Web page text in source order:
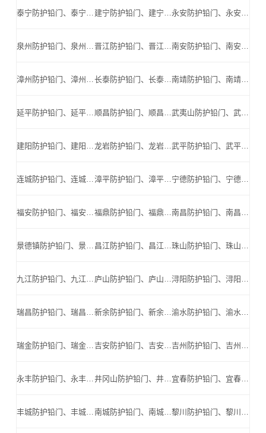
泰宁防护铅门、泰宁防辐射铅门、泰宁医用铅门、泰宁手术室铅门、泰宁工业探伤铅门_泰宁手术室铅门公司 建宁防护铅门、建宁防辐射铅门、建宁医用铅门、建宁手术室铅门、建宁工业探伤铅门_建宁手术室铅门公司 永安防护铅门、永安防辐射铅门、永安医用铅门、永安手术室铅门、永安工业探伤铅门_永安手术室铅门公司
泉州防护铅门、泉州防辐射铅门、泉州医用铅门、泉州手术室铅门、泉州工业探伤铅门_泉州手术室铅门公司 晋江防护铅门、晋江防辐射铅门、晋江医用铅门、晋江手术室铅门、晋江工业探伤铅门_晋江手术室铅门公司 南安防护铅门、南安防辐射铅门、南安医用铅门、南安手术室铅门、南安工业探伤铅门_南安手术室铅门公司
漳州防护铅门、漳州防辐射铅门、漳州医用铅门、漳州手术室铅门、漳州工业探伤铅门_漳州手术室铅门公司 长泰防护铅门、长泰防辐射铅门、长泰医用铅门、长泰手术室铅门、长泰工业探伤铅门_长泰手术室铅门公司 南靖防护铅门、南靖防辐射铅门、南靖医用铅门、南靖手术室铅门、南靖工业探伤铅门_南靖手术室铅门公司
延平防护铅门、延平防辐射铅门、延平医用铅门、延平手术室铅门、延平工业探伤铅门_延平手术室铅门公司 顺昌防护铅门、顺昌防辐射铅门、顺昌医用铅门、顺昌手术室铅门、顺昌工业探伤铅门_顺昌手术室铅门公司 武夷山防护铅门、武夷山防辐射铅门、武夷山医用铅门、武夷山手术室铅门、武夷山工业探伤铅门_武夷山手术室铅门公司
建阳防护铅门、建阳防辐射铅门、建阳医用铅门、建阳手术室铅门、建阳工业探伤铅门_建阳手术室铅门公司 龙岩防护铅门、龙岩防辐射铅门、龙岩医用铅门、龙岩手术室铅门、龙岩工业探伤铅门_龙岩手术室铅门公司 武平防护铅门、武平防辐射铅门、武平医用铅门、武平手术室铅门、武平工业探伤铅门_武平手术室铅门公司
连城防护铅门、连城防辐射铅门、连城医用铅门、连城手术室铅门、连城工业探伤铅门_连城手术室铅门公司 漳平防护铅门、漳平防辐射铅门、漳平医用铅门、漳平手术室铅门、漳平工业探伤铅门_漳平手术室铅门公司 宁德防护铅门、宁德防辐射铅门、宁德医用铅门、宁德手术室铅门、宁德工业探伤铅门_宁德手术室铅门公司
福安防护铅门、福安防辐射铅门、福安医用铅门、福安手术室铅门、福安工业探伤铅门_福安手术室铅门公司 福鼎防护铅门、福鼎防辐射铅门、福鼎医用铅门、福鼎手术室铅门、福鼎工业探伤铅门_福鼎手术室铅门公司 南昌防护铅门、南昌防辐射铅门、南昌医用铅门、南昌手术室铅门、南昌工业探伤铅门_南昌手术室铅门公司
景德镇防护铅门、景德镇防辐射铅门、景德镇医用铅门、景德镇手术室铅门、景德镇工业探伤铅门_景德镇手术室铅门公司 昌江防护铅门、昌江防辐射铅门、昌江医用铅门、昌江手术室铅门、昌江工业探伤铅门_昌江手术室铅门公司 珠山防护铅门、珠山防辐射铅门、珠山医用铅门、珠山手术室铅门、珠山工业探伤铅门_珠山手术室铅门公司
九江防护铅门、九江防辐射铅门、九江医用铅门、九江手术室铅门、九江工业探伤铅门_九江手术室铅门公司 庐山防护铅门、庐山防辐射铅门、庐山医用铅门、庐山手术室铅门、庐山工业探伤铅门_庐山手术室铅门公司 浔阳防护铅门、浔阳防辐射铅门、浔阳医用铅门、浔阳手术室铅门、浔阳工业探伤铅门_浔阳手术室铅门公司
瑞昌防护铅门、瑞昌防辐射铅门、瑞昌医用铅门、瑞昌手术室铅门、瑞昌工业探伤铅门_瑞昌手术室铅门公司 新余防护铅门、新余防辐射铅门、新余医用铅门、新余手术室铅门、新余工业探伤铅门_新余手术室铅门公司 渝水防护铅门、渝水防辐射铅门、渝水医用铅门、渝水手术室铅门、渝水工业探伤铅门_渝水手术室铅门公司
瑞金防护铅门、瑞金防辐射铅门、瑞金医用铅门、瑞金手术室铅门、瑞金工业探伤铅门_瑞金手术室铅门公司 吉安防护铅门、吉安防辐射铅门、吉安医用铅门、吉安手术室铅门、吉安工业探伤铅门_吉安手术室铅门公司 吉州防护铅门、吉州防辐射铅门、吉州医用铅门、吉州手术室铅门、吉州工业探伤铅门_吉州手术室铅门公司
永丰防护铅门、永丰防辐射铅门、永丰医用铅门、永丰手术室铅门、永丰工业探伤铅门_永丰手术室铅门公司 井冈山防护铅门、井冈山防辐射铅门、井冈山医用铅门、井冈山手术室铅门、井冈山工业探伤铅门_井冈山手术室铅门公司 宜春防护铅门、宜春防辐射铅门、宜春医用铅门、宜春手术室铅门、宜春工业探伤铅门_宜春手术室铅门公司
丰城防护铅门、丰城防辐射铅门、丰城医用铅门、丰城手术室铅门、丰城工业探伤铅门_丰城手术室铅门公司 南城防护铅门、南城防辐射铅门、南城医用铅门、南城手术室铅门、南城工业探伤铅门_南城手术室铅门公司 黎川防护铅门、黎川防辐射铅门、黎川医用铅门、黎川手术室铅门、黎川工业探伤铅门_黎川手术室铅门公司